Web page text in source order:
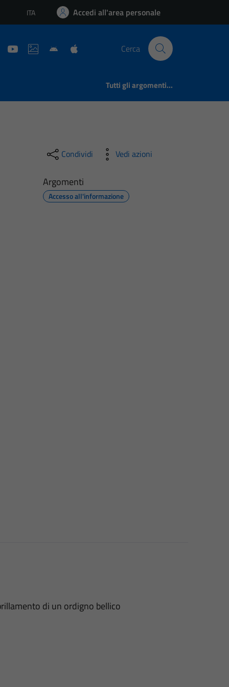
Lingua attiva:
ITA Accedi all'area personale
Cerca
Tutti gli argomenti...
Condividi Vedi azioni
Argomenti
Accesso all'informazione
di un ordigno bellico